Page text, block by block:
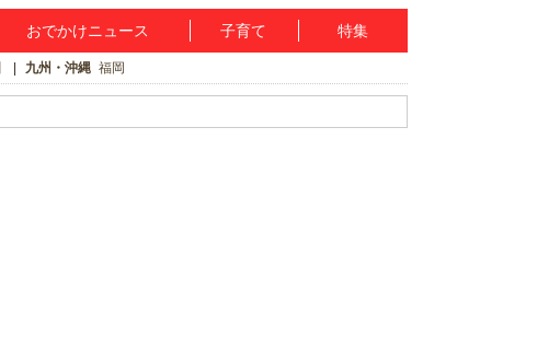
おでかけニュース 子育て 特集
九州・沖縄 福岡